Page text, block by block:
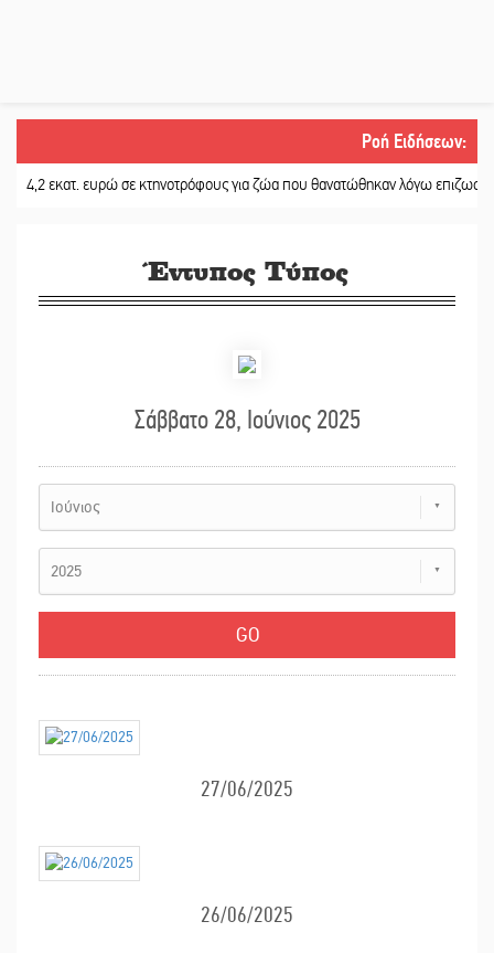
Ροή Ειδήσεων:
ευρώ σε κτηνοτρόφους για ζώα που θανατώθηκαν λόγω επιζωοτιών ||
Έντυπος Τύπος
Σάββατο 28, Ιούνιος 2025
Ιούνιος
2025
27/06/2025
26/06/2025